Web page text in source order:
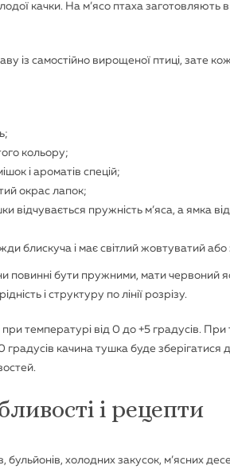
качки. На м’ясо птаха заготовляють в
із самостійно вирощеної птиці, зате
кольору;
і ароматів спецій;
окрас лапок;
відчувається пружність м’яса, а ямка
блискуча і має світлий жовтуватий або
повинні бути пружними, мати червоний
і структуру по лінії розрізу.
температурі від 0 до +5 градусів. При
качина тушка буде зберігатися
і рецепти
бульйонів, холодних закусок, м’ясних